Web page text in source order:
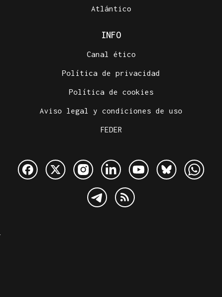
Atlántico
INFO
Canal ético
Política de privacidad
Política de cookies
Aviso legal y condiciones de uso
FEDER